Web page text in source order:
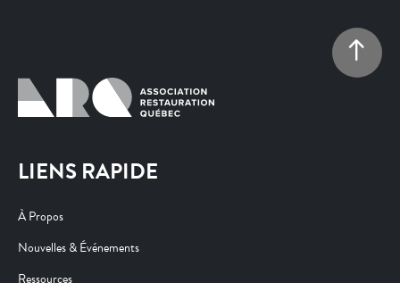
LIENS RAPIDE
À Propos
Nouvelles & Événements